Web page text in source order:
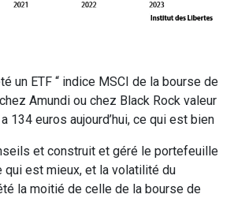
un ETF “ indice MSCI de la bourse de
Amundi ou chez Black Rock valeur
134 euros aujourd’hui, ce qui est bien
et construit et géré le portefeuille
qui est mieux, et la volatilité du
la moitié de celle de la bourse de